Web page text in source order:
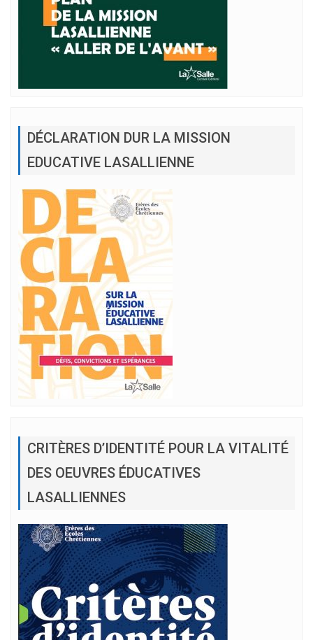
DÉCLARATION DUR LA MISSION
EDUCATIVE LASALLIENNE
CRITÈRES D’IDENTITÉ POUR LA VITALITÉ
DES OEUVRES ÉDUCATIVES
LASALLIENNES